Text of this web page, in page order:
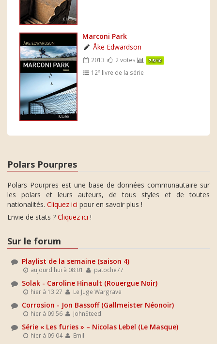
Marconi Park
Åke Edwardson
2013 2 votes 7.5/10
12e livre de la série
Polars Pourpres
Polars Pourpres est une base de données communautaire sur
les polars et leurs auteurs, de tous styles et de toutes
nationalités. Cliquez ici pour en savoir plus !
Envie de stats ? Cliquez ici !
Sur le forum
Playlist de la semaine (saison 4)
aujourd'hui à 08:01 patoche77
Solak - Caroline Hinault (Rouergue Noir)
hier à 13:27 Le Juge Wargrave
Corrosion - Jon Bassoff (Gallmeister Néonoir)
hier à 09:56 JohnSteed
Série « Les furies » – Nicolas Lebel (Le Masque)
hier à 09:04 Emil